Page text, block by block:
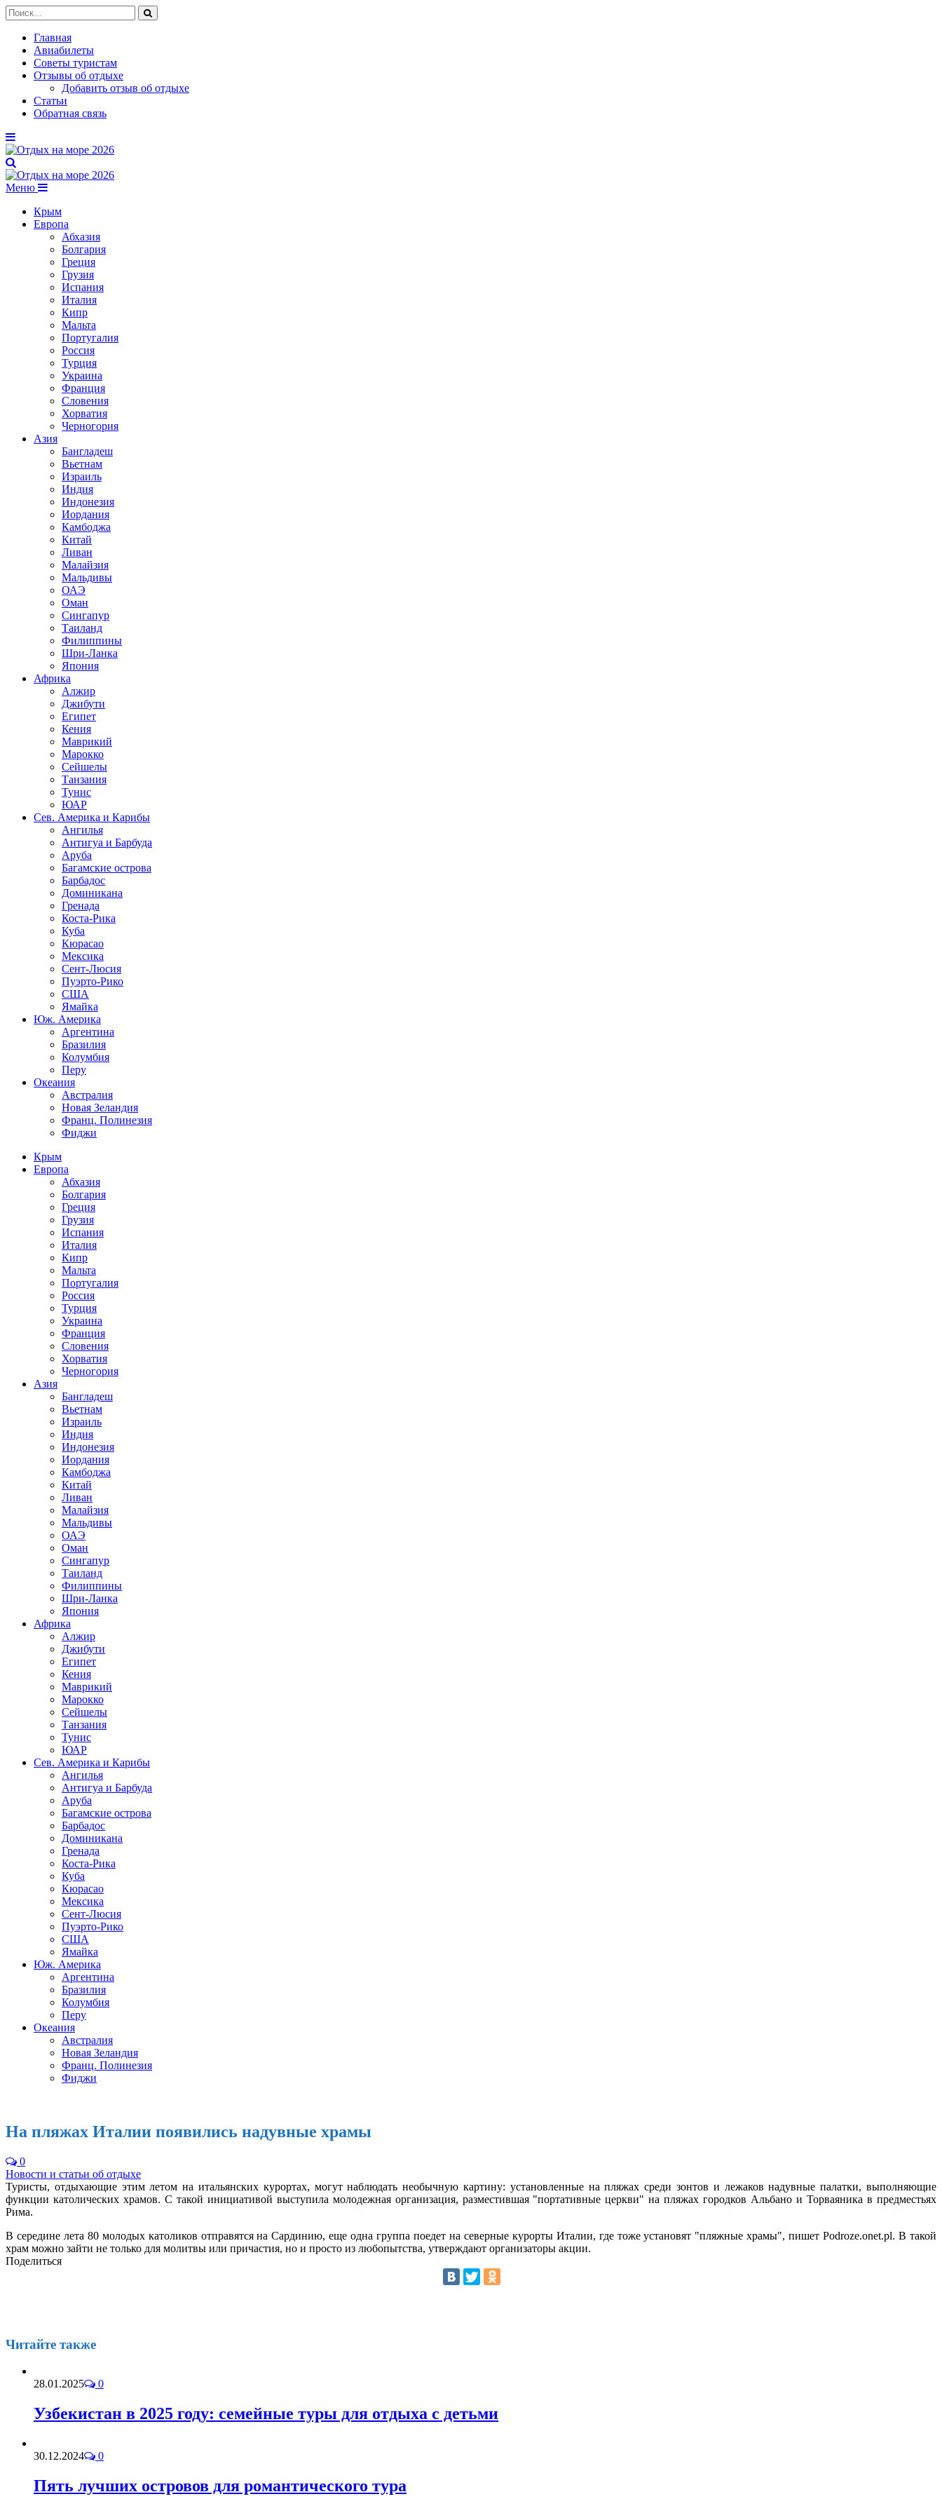
Главная
Авиабилеты
Советы туристам
Отзывы об отдыхе
Добавить отзыв об отдыхе
Статьи
Обратная связь
Меню
Крым
Европа
Абхазия
Болгария
Греция
Грузия
Испания
Италия
Кипр
Мальта
Португалия
Россия
Турция
Украина
Франция
Словения
Хорватия
Черногория
Азия
Бангладеш
Вьетнам
Израиль
Индия
Индонезия
Иордания
Камбоджа
Китай
Ливан
Малайзия
Мальдивы
ОАЭ
Оман
Сингапур
Таиланд
Филиппины
Шри-Ланка
Япония
Африка
Алжир
Джибути
Египет
Кения
Маврикий
Марокко
Сейшелы
Танзания
Тунис
ЮАР
Сев. Америка и Карибы
Ангилья
Антигуа и Барбуда
Аруба
Багамские острова
Барбадос
Доминикана
Гренада
Коста-Рика
Куба
Кюрасао
Мексика
Сент-Люсия
Пуэрто-Рико
США
Ямайка
Юж. Америка
Аргентина
Бразилия
Колумбия
Перу
Океания
Австралия
Новая Зеландия
Франц. Полинезия
Фиджи
Крым
Европа
Абхазия
Болгария
Греция
Грузия
Испания
Италия
Кипр
Мальта
Португалия
Россия
Турция
Украина
Франция
Словения
Хорватия
Черногория
Азия
Бангладеш
Вьетнам
Израиль
Индия
Индонезия
Иордания
Камбоджа
Китай
Ливан
Малайзия
Мальдивы
ОАЭ
Оман
Сингапур
Таиланд
Филиппины
Шри-Ланка
Япония
Африка
Алжир
Джибути
Египет
Кения
Маврикий
Марокко
Сейшелы
Танзания
Тунис
ЮАР
Сев. Америка и Карибы
Ангилья
Антигуа и Барбуда
Аруба
Багамские острова
Барбадос
Доминикана
Гренада
Коста-Рика
Куба
Кюрасао
Мексика
Сент-Люсия
Пуэрто-Рико
США
Ямайка
Юж. Америка
Аргентина
Бразилия
Колумбия
Перу
Океания
Австралия
Новая Зеландия
Франц. Полинезия
Фиджи
На пляжах Италии появились надувные храмы
0
Новости и статьи об отдыхе
Туристы, отдыхающие этим летом на итальянских курортах, могут наблюдать необычную картину: установленные на пляжах среди зонтов и лежаков надувные палатки, выполняющие
функции католических храмов. С такой инициативой выступила молодежная организация, разместившая "портативные церкви" на пляжах городков Альбано и Торваяника в предместьях
Рима.
В середине лета 80 молодых католиков отправятся на Сардинию, еще одна группа поедет на северные курорты Италии, где тоже установят "пляжные храмы", пишет Podroze.onet.pl. В такой
храм можно зайти не только для молитвы или причастия, но и просто из любопытства, утверждают организаторы акции.
Поделиться
Читайте также
28.01.2025 0
Узбекистан в 2025 году: семейные туры для отдыха с детьми
30.12.2024 0
Пять лучших островов для романтического тура